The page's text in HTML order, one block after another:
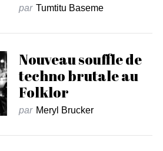
par Tumtitu Baseme
Nouveau souffle de
techno brutale au
Folklor
par Meryl Brucker